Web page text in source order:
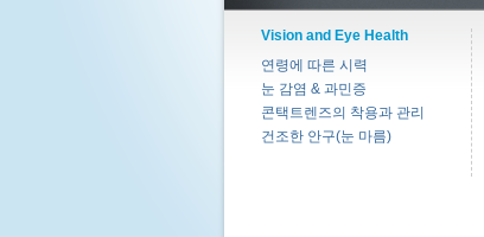
Vision and Eye Health
연령에 따른 시력
눈 감염 & 과민증
콘택트렌즈의 착용과 관리
건조한 안구(눈 마름)